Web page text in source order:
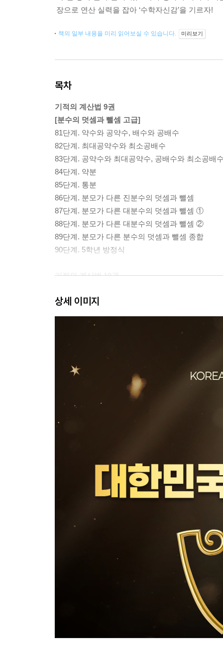
장으로 연산 실력을 잡아 ‘수학자신감’을 기르자!
책의 일부 내용을 미리 읽어보실 수 있습니다. 미리보기
목차
기적의 계산법 9권
[분수의 덧셈과 뺄셈 고급]
81단계. 약수와 공약수, 배수와 공배수
82단계. 최대공약수와 최소공배수
83단계. 공약수와 최대공약수, 공배수와 최소공배
84단계. 약분
85단계. 통분
86단계. 분모가 다른 진분수의 덧셈과 뺄셈
87단계. 분모가 다른 대분수의 덧셈과 뺄셈 ①
88단계. 분모가 다른 대분수의 덧셈과 뺄셈 ②
89단계. 분모가 다른 분수의 덧셈과 뺄셈 종합
90단계. 5학년 방정식
기적의 계산법 10권
91단계. 덧셈과 뺄셈, 곱셈과 나눗셈의 혼합 계산
92단계. 덧셈, 뺄셈, 곱셈의 혼합 계산
93단계. 덧셈, 뺄셈, 나눗셈의 혼합 계산
94단계. 덧셈, 뺄셈, 곱셈, 나눗셈의 혼합 계산
95단계. (분수)×(자연수), (자연수)×(분수)
96단계. (분수)×(분수) ①
97단계. (분수)×(분수) ②
98단계. (소수)×(자연수), (자연수)×(소수)
99단계. (소수)×(소수)
상세 이미지